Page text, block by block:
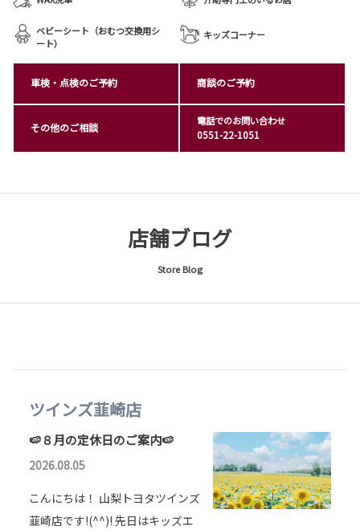
ベビーシート（おむつ交換用シ
ート）
キッズコーナー
車検・点検のご予約 商談のご予約
その他のご相談 電話でのお問い合わせ
0551-22-1051
店舗ブログ
Store Blog
ツインズ韮崎店
🍉８月の定休日のご案内🍉
2026.08.05
こんにちは！ 山梨トヨタツインズ
韮崎店です!(^^)! 先日はキッズエ